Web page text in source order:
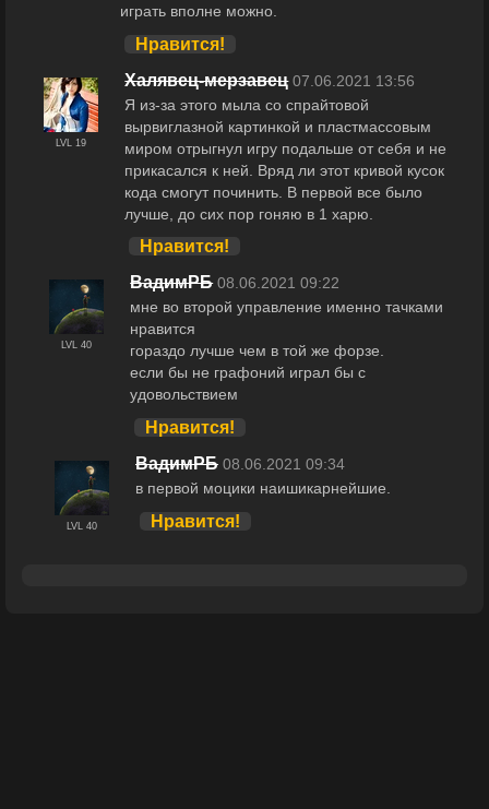
играть вполне можно.
Нравится!
LVL 19
Халявец-мерзавец 07.06.2021 13:56
Я из-за этого мыла со спрайтовой
вырвиглазной картинкой и пластмассовым
миром отрыгнул игру подальше от себя и не
прикасался к ней. Вряд ли этот кривой кусок
кода смогут починить. В первой все было
лучше, до сих пор гоняю в 1 харю.
Нравится!
LVL 40
ВадимРБ 08.06.2021 09:22
мне во второй управление именно тачками
нравится
гораздо лучше чем в той же форзе.
если бы не графоний играл бы с
удовольствием
Нравится!
LVL 40
ВадимРБ 08.06.2021 09:34
в первой моцики наишикарнейшие.
Нравится!